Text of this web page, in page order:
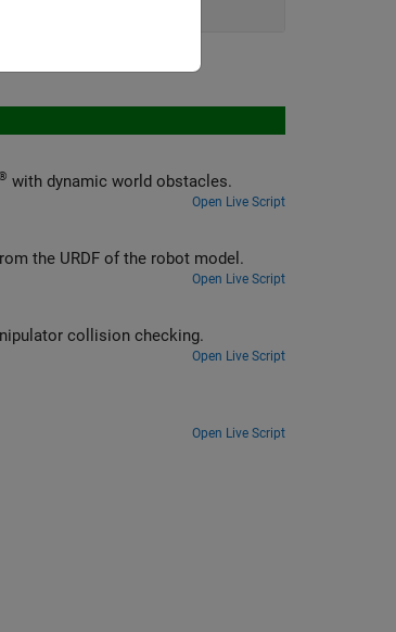
with dynamic world obstacles.
Open Live Script
the URDF of the robot model.
Open Live Script
collision checking.
Open Live Script
Open Live Script